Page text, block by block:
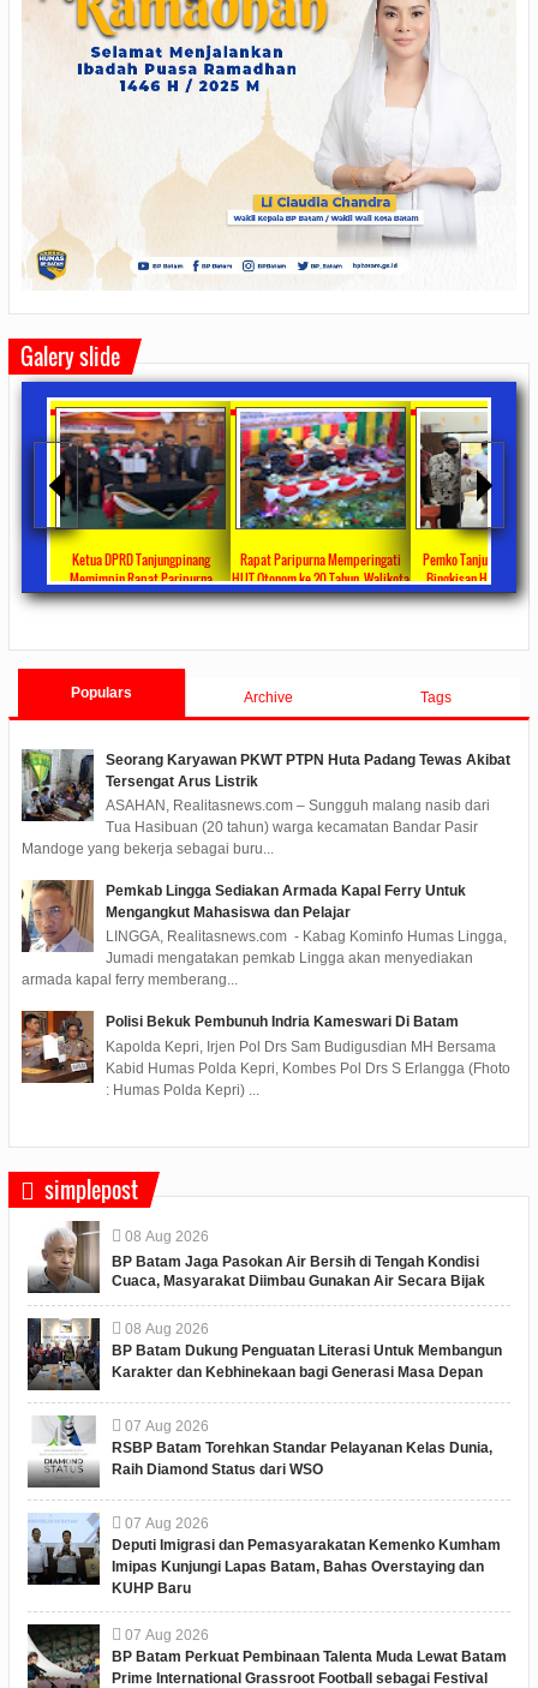
Galery slide
Ketua DPRD Tanjungpinang
Memimpin Rapat Paripurna
Pengesahan Ranperda Perubahan
Rapat Paripurna Memperingati
HUT Otonom ke 20 Tahun, Walikota
Rahma Paparkan Capaian
Pemko Tanjung
Bingkisan Hari Raya
Untuk Masyarakat
Populars Archive Tags
Seorang Karyawan PKWT PTPN Huta Padang Tewas Akibat
Tersengat Arus Listrik
ASAHAN, Realitasnews.com – Sungguh malang nasib dari
Tua Hasibuan (20 tahun) warga kecamatan Bandar Pasir
Mandoge yang bekerja sebagai buru...
Pemkab Lingga Sediakan Armada Kapal Ferry Untuk
Mengangkut Mahasiswa dan Pelajar
LINGGA, Realitasnews.com - Kabag Kominfo Humas Lingga,
Jumadi mengatakan pemkab Lingga akan menyediakan
armada kapal ferry memberang...
Polisi Bekuk Pembunuh Indria Kameswari Di Batam
Kapolda Kepri, Irjen Pol Drs Sam Budigusdian MH Bersama
Kabid Humas Polda Kepri, Kombes Pol Drs S Erlangga (Fhoto
: Humas Polda Kepri) ...
simplepost
08 Aug 2026
BP Batam Jaga Pasokan Air Bersih di Tengah Kondisi
Cuaca, Masyarakat Diimbau Gunakan Air Secara Bijak
08 Aug 2026
BP Batam Dukung Penguatan Literasi Untuk Membangun
Karakter dan Kebhinekaan bagi Generasi Masa Depan
07 Aug 2026
RSBP Batam Torehkan Standar Pelayanan Kelas Dunia,
Raih Diamond Status dari WSO
07 Aug 2026
Deputi Imigrasi dan Pemasyarakatan Kemenko Kumham
Imipas Kunjungi Lapas Batam, Bahas Overstaying dan
KUHP Baru
07 Aug 2026
BP Batam Perkuat Pembinaan Talenta Muda Lewat Batam
Prime International Grassroot Football sebagai Festival